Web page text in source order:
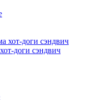
доги сэндвич